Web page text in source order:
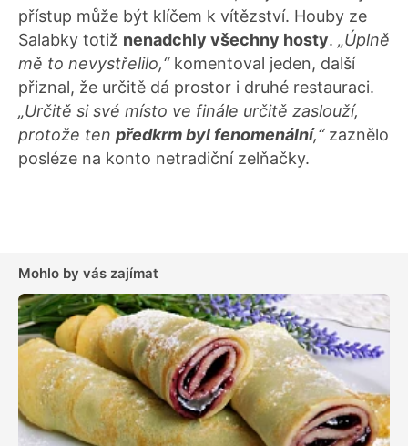
přístup může být klíčem k vítězství. Houby ze
Salabky totiž nenadchly všechny hosty. „Úplně
mě to nevystřelilo,“komentoval jeden, další
přiznal, že určitě dá prostor i druhé restauraci.
„Určitě si své místo ve finále určitě zaslouží,
protože ten předkrm byl fenomenální,“zaznělo
posléze na konto netradiční zelňačky.
Mohlo by vás zajímat